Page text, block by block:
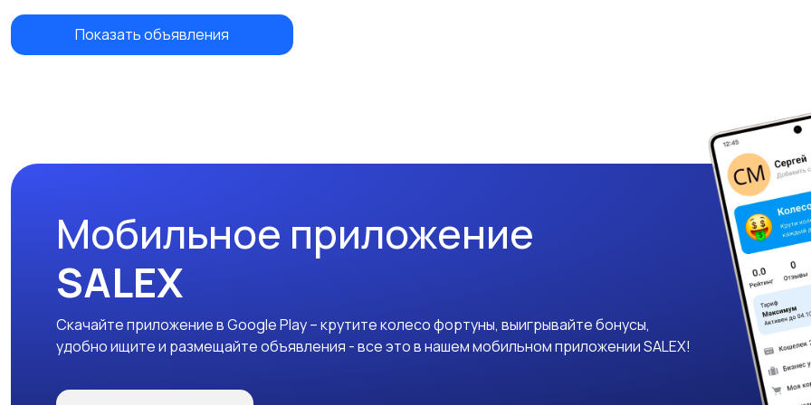
Показать объявления
Мобильное приложение
SALEX
Скачайте приложение в Google Play – крутите колесо фортуны, выигрывайте бонусы,
удобно ищите и размещайте объявления - все это в нашем мобильном приложении SALEX!